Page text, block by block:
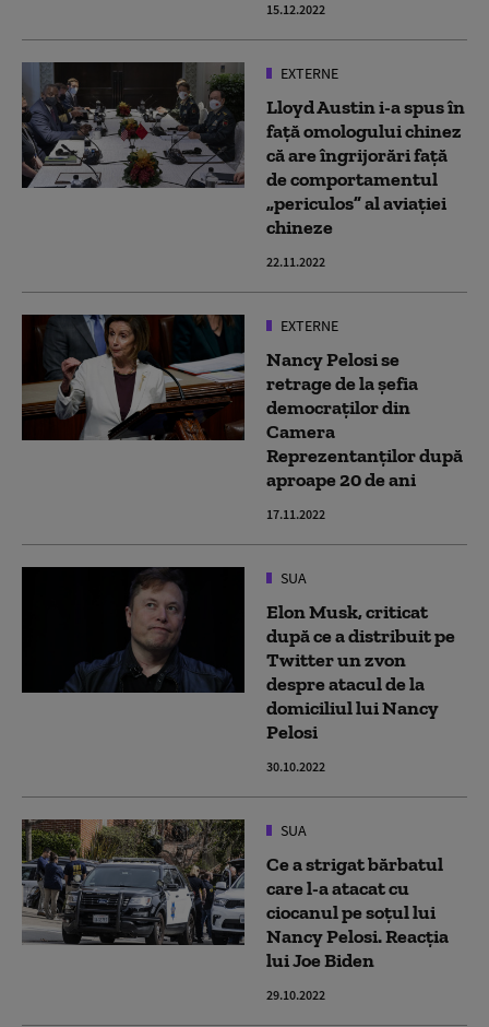
15.12.2022
EXTERNE
Lloyd Austin i-a spus în
față omologului chinez
că are îngrijorări față
de comportamentul
„periculos” al aviației
chineze
22.11.2022
EXTERNE
Nancy Pelosi se
retrage de la șefia
democraților din
Camera
Reprezentanților după
aproape 20 de ani
17.11.2022
SUA
Elon Musk, criticat
după ce a distribuit pe
Twitter un zvon
despre atacul de la
domiciliul lui Nancy
Pelosi
30.10.2022
SUA
Ce a strigat bărbatul
care l-a atacat cu
ciocanul pe soțul lui
Nancy Pelosi. Reacția
lui Joe Biden
29.10.2022